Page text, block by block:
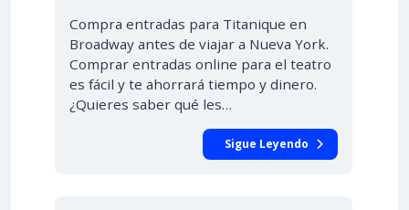
Compra entradas para Titanique en
Broadway antes de viajar a Nueva York.
Comprar entradas online para el teatro
es fácil y te ahorrará tiempo y dinero.
¿Quieres saber qué les…
Sigue Leyendo